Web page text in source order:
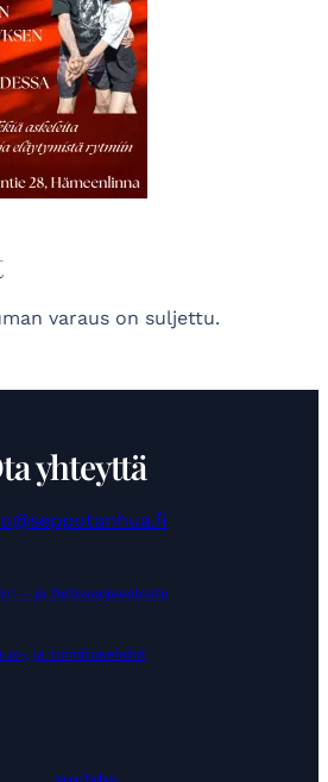
varaus on suljettu.
yhteyttä
– ja tietosuojaseloste
, ja toimitusehdot